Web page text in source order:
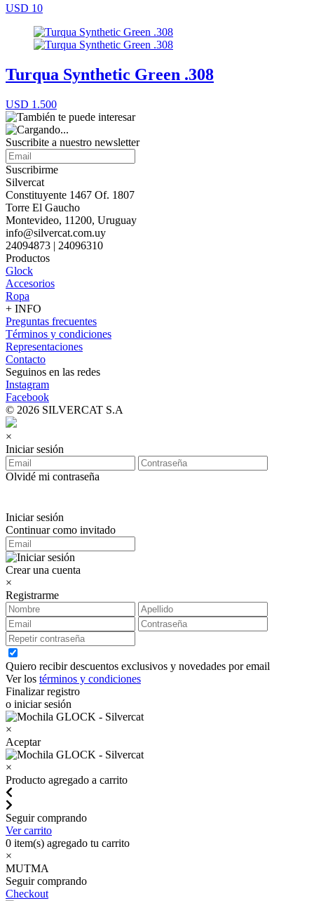
USD 10
Turqua Synthetic Green .308
USD 1.500
Suscribite a nuestro newsletter
Suscribirme
Silvercat
Constituyente 1467 Of. 1807
Torre El Gaucho
Montevideo, 11200, Uruguay
info@silvercat.com.uy
24094873 | 24096310
Productos
Glock
Accesorios
Ropa
+ INFO
Preguntas frecuentes
Términos y condiciones
Representaciones
Contacto
Seguinos en las redes
Instagram
Facebook
© 2026 SILVERCAT S.A
×
Iniciar sesión
Olvidé mi contraseña
Iniciar sesión
Continuar como invitado
Crear una cuenta
×
Registrarme
Quiero recibir descuentos exclusivos y novedades por email
Ver los términos y condiciones
Finalizar registro
o iniciar sesión
×
Aceptar
×
Producto agregado a carrito
Seguir comprando
Ver carrito
0 item(s) agregado tu carrito
×
MUTMA
Seguir comprando
Checkout